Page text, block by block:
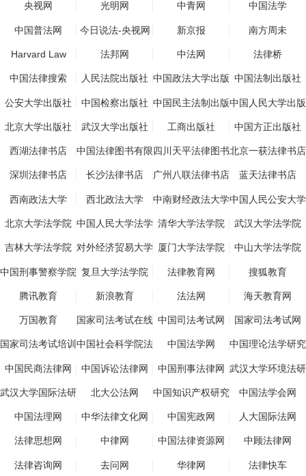
央视网 光明网 中青网 中国法学
中国普法网 今日说法-央视网 新京报 南方周未
Harvard Law
Review
法邦网 中法网 法律桥
中国法律搜索 人民法院出版社 中国政法大学出版
社
中国法制出版社
公安大学出版社 中国检察出版社 中国民主法制出版
社
中国人民大学出版
社
北京大学出版社 武汉大学出版社 工商出版社 中国方正出版社
西湖法律书店 中国法律图书有限
公司
四川天平法律图书北京一获法律书店
深圳法律书店 长沙法律书店 广州八联法律书店 蓝天法律书店
西南政法大学 西北政法大学 中南财经政法大学中国人民公安大学
北京大学法学院 中国人民大学法学
院
清华大学法学院 武汉大学法学院
吉林大学法学院 对外经济贸易大学
法学院
厦门大学法学院 中山大学法学院
中国刑事警察学院 复旦大学法学院 法律教育网 搜狐教育
腾讯教育 新浪教育 法法网 海天教育网
万国教育 国家司法考试在线 中国司法考试网 国家司法考试网
国家司法考试培训
网
中国社会科学院法
学研究所
中国法学网 中国理论法学研究
信息网
中国民商法律网 中国诉讼法律网 中国刑事法律网 武汉大学环境法研
究所
武汉大学国际法研
究所
北大公法网 中国知识产权研究
网
中国法学会网
中国法理网 中华法律文化网 中国宪政网 人大国际法网
法律思想网 中律网 中国法律资源网 中顾法律网
法律咨询网 去问网 华律网 法律快车